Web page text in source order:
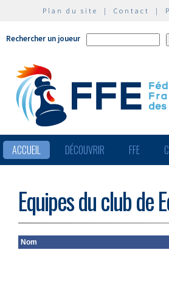
Plan du site | Contact |
Rechercher un joueur
ACCUEIL DÉCOUVRIR FFE
Equipes du club de
Nom